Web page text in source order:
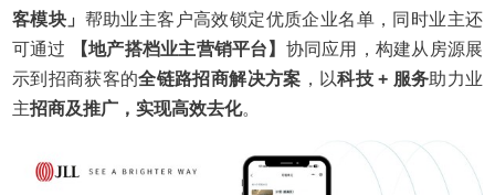
客模块」 帮助业主客户高效锁定优质企业名单，同时业主还
可通过
【地产搭档业主营销平台】 协同应用，构建从房源展
示到招商获客的全链路招商解决方案 ，以科技+ 服务助力业
主招商及推广，实现高效去化。